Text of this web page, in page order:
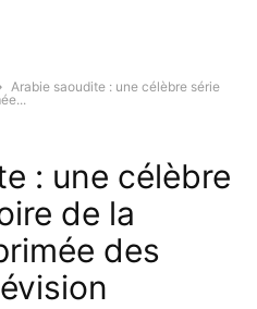
Arabie saoudite : une célèbre série
: une célèbre
de la
des